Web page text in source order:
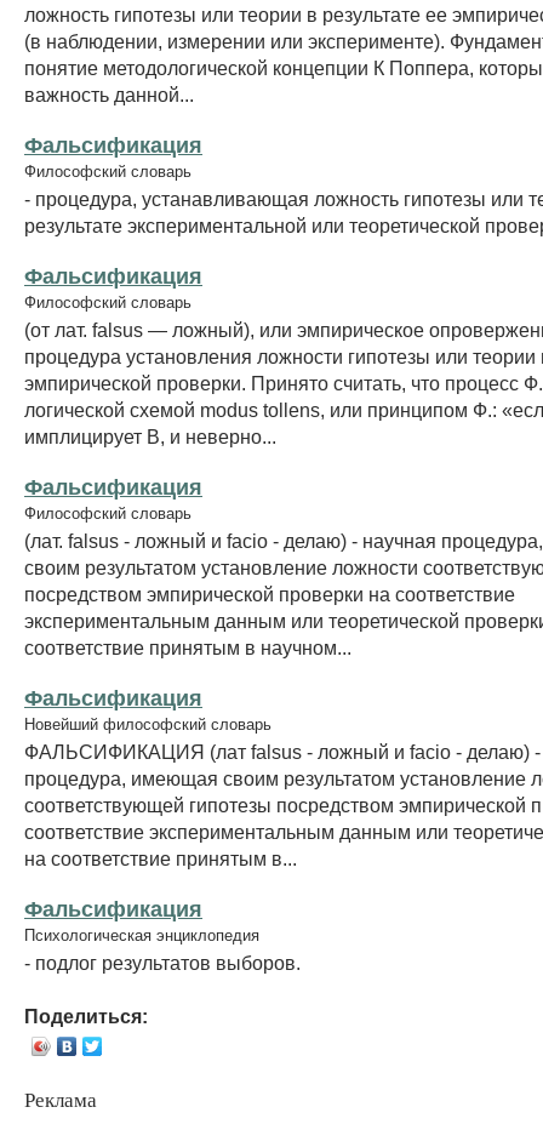
ложность гипотезы или теории в результате ее
(в наблюдении, измерении или эксперименте).
понятие методологической концепции К Поппера,
важность данной...
Фальсификация
Философский словарь
- процедура, устанавливающая ложность гипотезы или
результате экспериментальной или теоретической
Фальсификация
Философский словарь
(от лат. falsus — ложный), или эмпирическое
процедура установления ложности гипотезы или теории
эмпирической проверки. Принято считать, что процесс
логической схемой modus tollens, или принципом Ф.:
имплицирует В, и неверно...
Фальсификация
Философский словарь
(лат. falsus - ложный и facio - делаю) - научная
своим результатом установление ложности
посредством эмпирической проверки на соответствие
экспериментальным данным или теоретической
соответствие принятым в научном...
Фальсификация
Новейший философский словарь
ФАЛЬСИФИКАЦИЯ (лат falsus - ложный и facio - делаю) -
процедура, имеющая своим результатом установление
соответствующей гипотезы посредством эмпирической
соответствие экспериментальным данным или
на соответствие принятым в...
Фальсификация
Психологическая энциклопедия
- подлог результатов выборов.
Поделиться:
Реклама